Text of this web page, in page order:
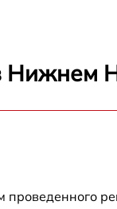
Нижнем
проведенного